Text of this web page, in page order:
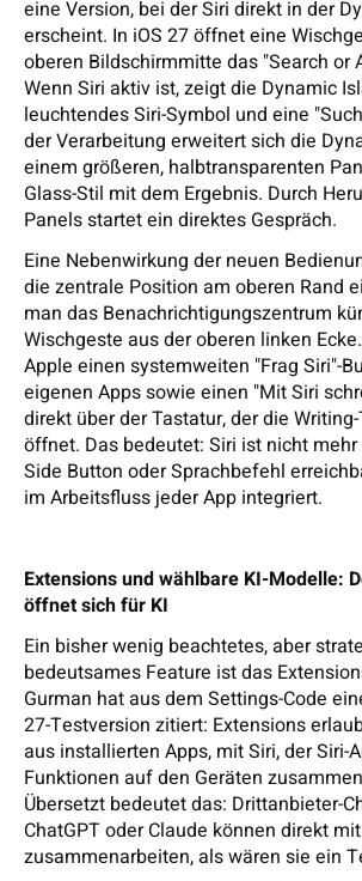
eine Version, bei der Siri direkt in der
erscheint. In iOS 27 öffnet eine
oberen Bildschirmmitte das "Search or
Wenn Siri aktiv ist, zeigt die Dynamic
leuchtendes Siri-Symbol und eine
der Verarbeitung erweitert sich die
einem größeren, halbtransparenten
Glass-Stil mit dem Ergebnis. Durch
Panels startet ein direktes Gespräch.
Eine Nebenwirkung der neuen
die zentrale Position am oberen Rand
man das Benachrichtigungszentrum
Wischgeste aus der oberen linken
Apple einen systemweiten "Frag Siri"-
eigenen Apps sowie einen "Mit Siri
direkt über der Tastatur, der die
öffnet. Das bedeutet: Siri ist nicht mehr
Side Button oder Sprachbefehl
im Arbeitsfluss jeder App integriert.
Extensions und wählbare KI-Modelle:
öffnet sich für KI
Ein bisher wenig beachtetes, aber
bedeutsames Feature ist das
Gurman hat aus dem Settings-Code
27-Testversion zitiert: Extensions
aus installierten Apps, mit Siri, der Siri-
Funktionen auf den Geräten
Übersetzt bedeutet das: Drittanbieter-
ChatGPT oder Claude können direkt
zusammenarbeiten, als wären sie ein